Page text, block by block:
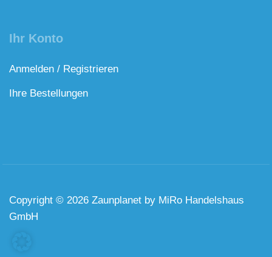
Ihr Konto
Anmelden / Registrieren
Ihre Bestellungen
Copyright © 2026 Zaunplanet by MiRo Handelshaus
GmbH